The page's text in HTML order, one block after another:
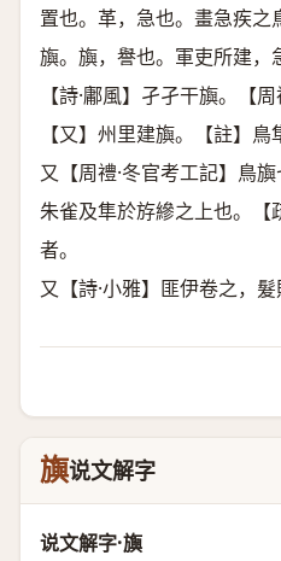
置也。革，急也。畫急疾
旟。旟，譽也。軍吏所建，
【詩·鄘風】孑孑干旟。【
【又】州里建旟。【註】鳥
又【周禮·冬官考工記】鳥
朱雀及隼於斿縿之上也。
者。
又【詩·小雅】匪伊卷之，
旟说文解字
说文解字·旟